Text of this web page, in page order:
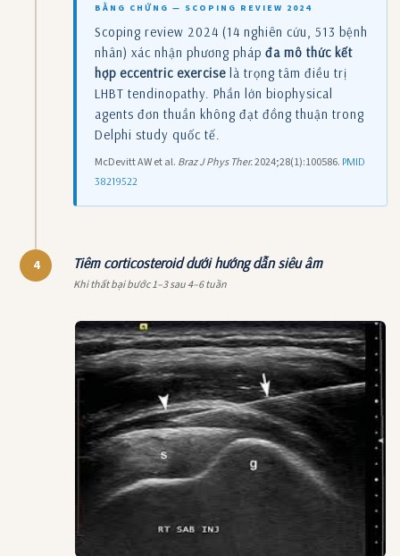
BẰNG CHỨNG — SCOPING REVIEW 2024
Scoping review 2024 (14 nghiên cứu, 513 bệnh
nhân) xác nhận phương pháp đa mô thức kết
hợp eccentric exercise là trọng tâm điều trị
LHBT tendinopathy. Phần lớn biophysical
agents đơn thuần không đạt đồng thuận trong
Delphi study quốc tế.
McDevitt AW et al. Braz J Phys Ther.2024;28(1):100586. PMID
38219522
4 Tiêm corticosteroid dưới hướng dẫn siêu âm
Khi thất bại bước 1–3 sau 4–6 tuần